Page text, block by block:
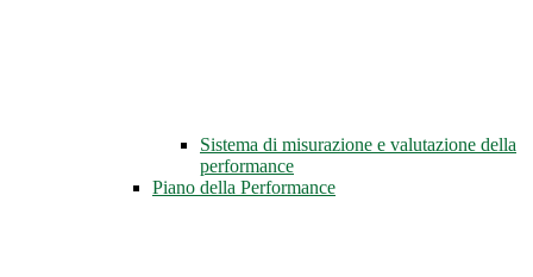
Sistema di misurazione e valutazione della
performance
Piano della Performance